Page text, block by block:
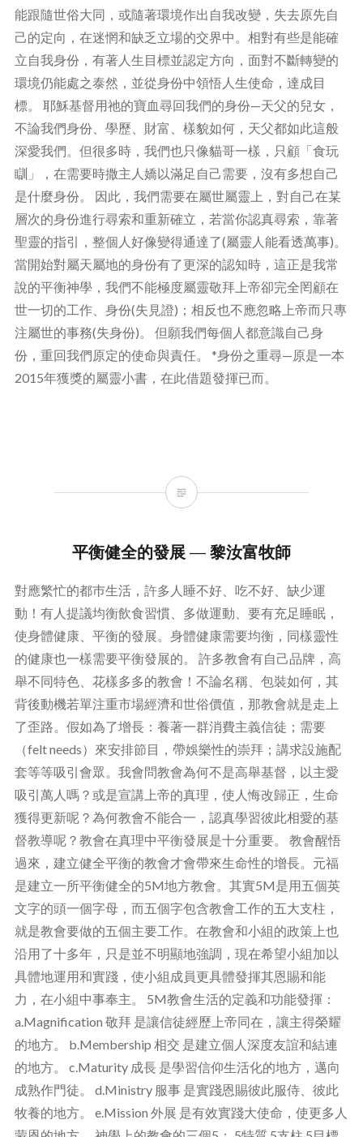
能跟隨世俗大同，或隨著環境作出自我改變，失去原先自
己的定向，在迷惘和缺乏立場的交界中。相對有些是能確
立自我身份，有著人生目標並認定方向，面對不斷轉變的
環境仍能處之泰然，並從身份中領悟人生使命，達成目
標。 耶穌基督用祂的寶血尋回我們的身份—天父的兒女，
不論我們身份、學歷、財富、樣貌如何，天父都如此這般
深愛我們。但很多時，我們也只像貓哥一樣，只顧「食玩
瞓」，在需要時撒主人嬌以滿足自己需要，沒有多想自己
是什麼身份。 因此，我們需要在屬世屬靈上，對自己在某
層次的身份進行尋索和重新確立，若當你認真尋索，靠著
聖靈的指引，整個人好像變得通達了(屬靈人能看透萬事)。
當開始對屬天屬地的身份有了更深的認知時，這正是我常
說的平衡神學，我們不能極度屬靈敬拜上帝卻完全罔顧在
世一切的工作、身份(失見證)；相反也不應忽略上帝而只專
注屬世的事務(失身份)。 但願我們每個人都意識自己身
份，重回我們原定的使命與責任。 *身份之重尋—原是一本
2015年獲獎的屬靈小書，在此借題發揮已而。
平衡健全的發展 — 黎汝富牧師
對應繁忙的都巿生活，許多人睡不好、吃不好、缺少運
動！有人提議均衡飲食習慣、多做運動、要有充足睡眠，
使身體健康、平衡的發展。身體健康需要均衡，同樣靈性
的健康也一樣需要平衡發展的。 許多教會有自己品牌，高
舉不同特色、花樣多多的教會！不論名稱、包裝如何，其
背後動機若單注重市場經濟和世俗價值，那教會就是走上
了歪路。假如為了增長：養著一群消費主義信徒；需要
（felt needs）來安排節目，帶娛樂性的崇拜；講求設施配
套等等吸引會眾。我會問教會為何不是高舉基督，以主愛
吸引萬人嗎？或是宣講上帝的真理，使人悔改歸正，生命
獲得更新呢？為何教會不能合一，認真學習彼此相愛的基
督教導呢？教會在真理中平衡發展是十分重要。 教會醒悟
過來，建立健全平衡的教會才會帶來生命性的增長。元福
是建立一所平衡健全的5M地方教會。其實5M是用五個英
文字的頭一個字母，而五個字包含教會工作的五大支柱，
就是教會要做的五個主要工作。在教會和小組的政策上也
沿用了十多年，只是並不明顯地強調，現在希望小組加以
具體地運用和實踐，使小組成員更具體發揮其恩賜和能
力，在小組中事奉主。 5M教會生活的定義和功能發揮：
a.Magnification 敬拜 是讓信徒經歷上帝同在，讓主得榮耀
的地方。 b.Membership 相交 是建立個人深度友誼和結連
的地方。 c.Maturity 成長 是學習信仰生活化的地方，邁向
成熟作門徒。 d.Ministry 服事 是實踐恩賜彼此服侍、彼此
牧養的地方。 e.Mission 外展 是有效實踐大使命，使更多人